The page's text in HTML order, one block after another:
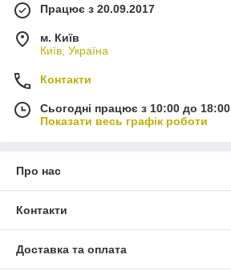
Працює з 20.09.2017
м. Київ
Київ, Україна
Контакти
Сьогодні працює з 10:00 до 18:00
Показати весь графік роботи
Про нас
Контакти
Доставка та оплата